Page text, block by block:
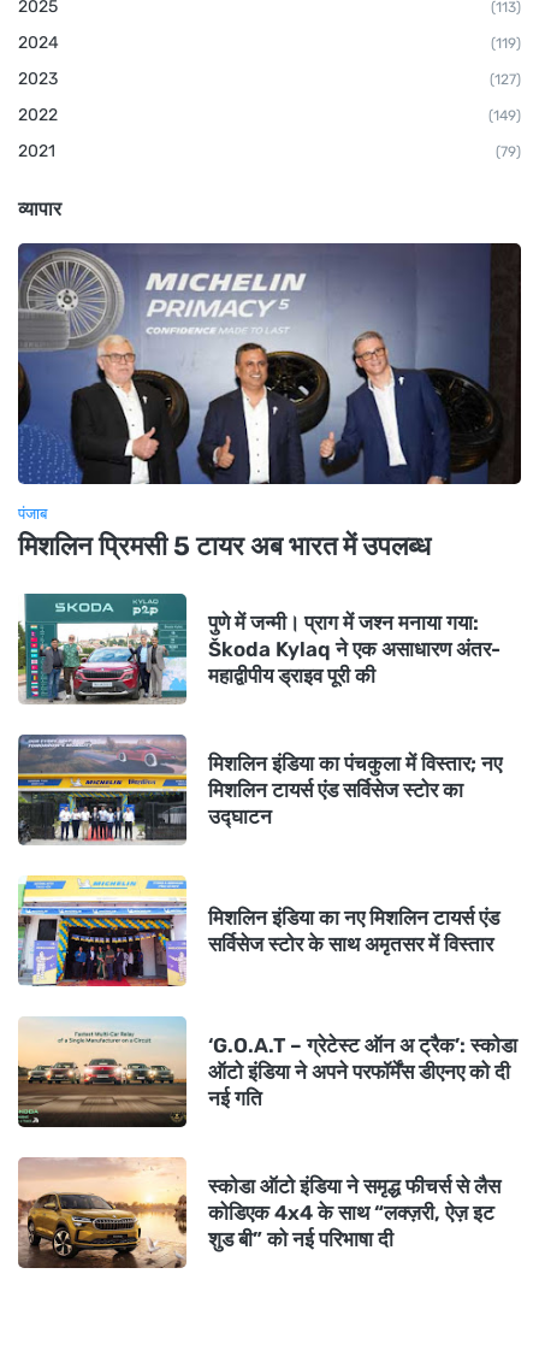
2025 (113)
2024 (119)
2023 (127)
2022 (149)
2021 (79)
व्यापार
पंजाब
मिशलिन प्रिमसी 5 टायर अब भारत में उपलब्ध
पुणे में जन्मी। प्राग में जश्न मनाया गया:
Škoda Kylaq ने एक असाधारण अंतर-
महाद्वीपीय ड्राइव पूरी की
मिशलिन इंडिया का पंचकुला में विस्तार; नए
मिशलिन टायर्स एंड सर्विसेज स्टोर का
उद्घाटन
मिशलिन इंडिया का नए मिशलिन टायर्स एंड
सर्विसेज स्टोर के साथ अमृतसर में विस्तार
‘G.O.A.T – ग्रेटेस्ट ऑन अ ट्रैक’: स्कोडा
ऑटो इंडिया ने अपने परफॉर्मेंस डीएनए को दी
नई गति
स्कोडा ऑटो इंडिया ने समृद्ध फीचर्स से लैस
कोडिएक 4x4 के साथ “लक्ज़री, ऐज़ इट
शुड बी” को नई परिभाषा दी